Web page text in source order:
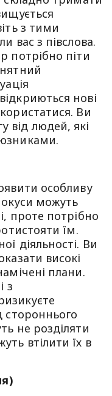
з тими
вас з півслова.
потрібно піти
нові
Ви
від людей, які
особливу
можуть
проте потрібно
їм.
діяльності. Ви
високі
плани.
з
стороннього
не розділяти
втілити їх в